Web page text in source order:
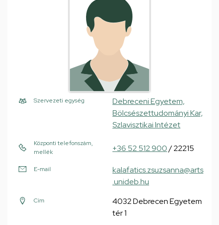
Szervezeti egység
Debreceni Egyetem,
Bölcsészettudományi Kar,
Szlavisztikai Intézet
Központi telefonszám,
mellék
+36 52 512 900/ 22215
E-mail
kalafatics.zsuzsanna@arts
.unideb.hu
Cím
4032 Debrecen Egyetem
tér 1